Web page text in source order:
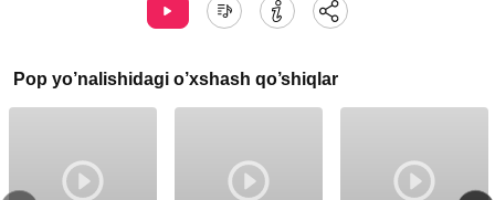
Pop yo’nalishidagi o’xshash qo’shiqlar